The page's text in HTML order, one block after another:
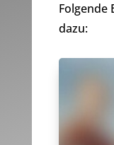
Folgende
dazu: